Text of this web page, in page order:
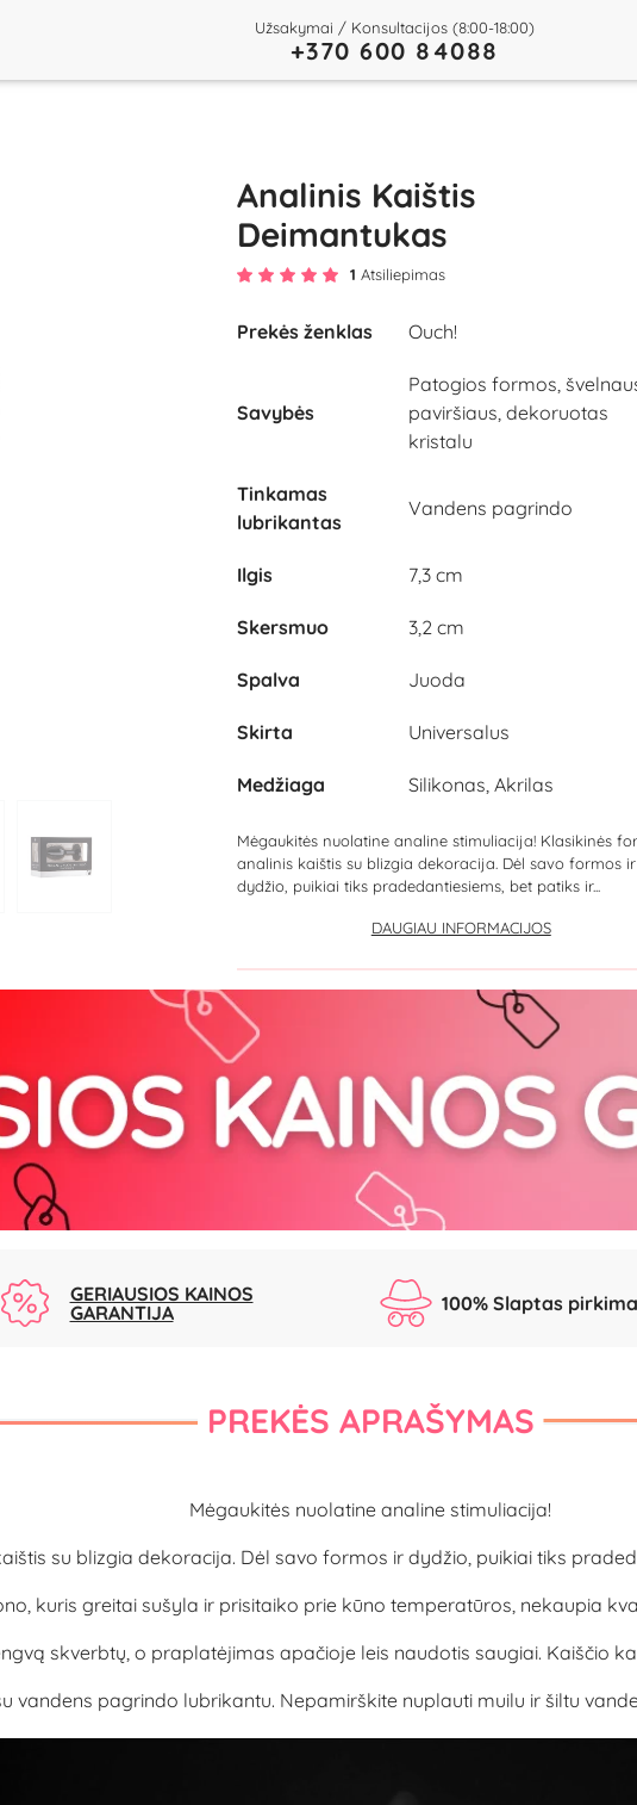
Užsakymai / Konsultacijos (8:00-18:00)
+370 600 84088
Play
Analinis Kaištis
Deimantukas
1 Atsiliepimas
Prekės ženklas Ouch!
Savybės
Patogios formos,
paviršiaus, dekoruotas
kristalu
Tinkamas
lubrikantas
Vandens pagrindo
Ilgis 7,3 cm
Skersmuo 3,2 cm
Spalva Juoda
Skirta Universalus
Medžiaga Silikonas, Akrilas
Mėgaukitės nuolatine analine stimuliacija! Klasikinės
analinis kaištis su blizgia dekoracija. Dėl savo formos ir
dydžio, puikiai tiks pradedantiesiems, bet patiks ir...
DAUGIAU INFORMACIJOS
GERIAUSIOS KAINOS
GARANTIJA
100% Slaptas
PREKĖS APRAŠYMAS
Mėgaukitės nuolatine analine stimuliacija!
su blizgia dekoracija. Dėl savo formos ir dydžio, puikiai tiks
kuris greitai sušyla ir prisitaiko prie kūno temperatūros, nekaupia
skverbtų, o praplatėjimas apačioje leis naudotis saugiai. Kaiščio
vandens pagrindo lubrikantu. Nepamirškite nuplauti muilu ir šiltu